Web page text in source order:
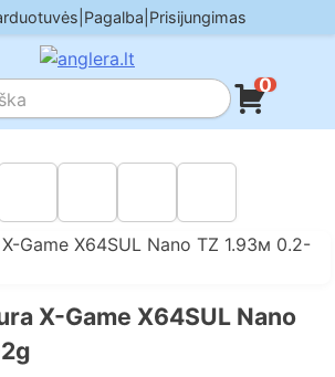
Pagalba Prisijungimas
0
X-Game X64SUL Nano